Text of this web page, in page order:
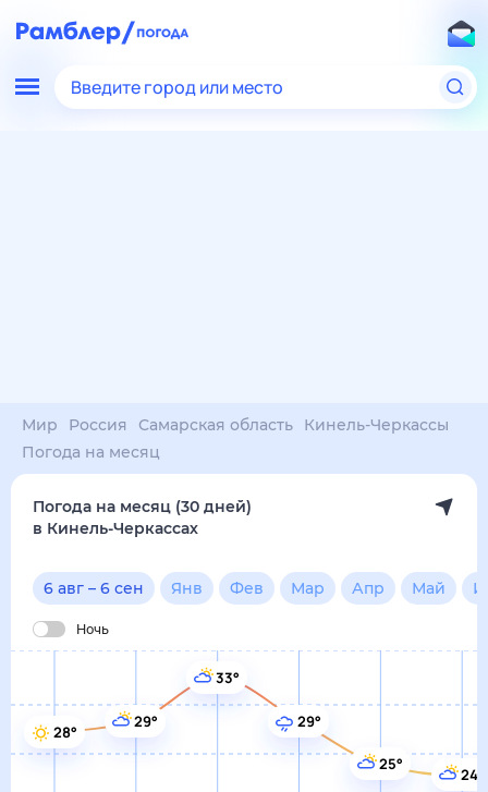
Введите город или место
Мир Россия Самарская область
Кинель-Черкассы
Погода на месяц
Погода на месяц (30 дней)
в Кинель-Черкассах
6 авг – 6 сен Янв Фев Мар Апр Май
Ночь
28°
29°
33°
29°
25°
24°